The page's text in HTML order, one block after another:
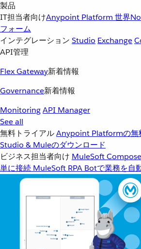
製品
IT担当者向けAnypoint Platform 世界
フォーム
インテグレーション Studio Exchange
API管理
Flex Gateway新着情報
Governance新着情報
MonitoringAPI Manager
See all
無料トライアルAnypoint Platformの無
Studio & Muleのダウンロード
ビジネス担当者向け MuleSoft
単に接続 MuleSoft RPA Botで業務を自